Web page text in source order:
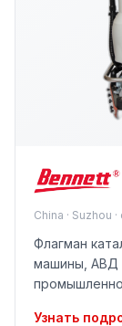
China · Suzhou
Флагман
машины, АВД
Узнать